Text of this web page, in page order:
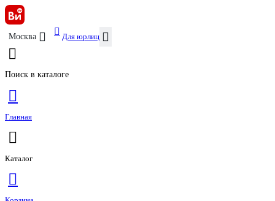
Москва Для юрлиц
Поиск в каталоге
Главная
Каталог